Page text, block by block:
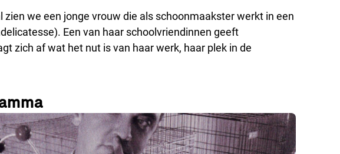
we een jonge vrouw die als schoonmaakster werkt in een
Een van haar schoolvriendinnen geeft
zich af wat het nut is van haar werk, haar plek in de